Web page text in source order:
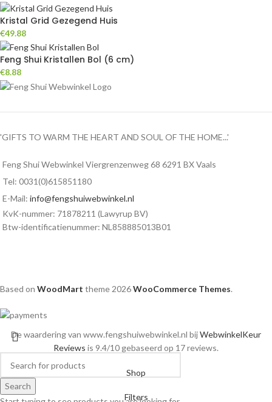
Kristal Grid Gezegend Huis
€49.88
Feng Shui Kristallen Bol (6 cm)
€8.88
'GIFTS TO WARM THE HEART AND SOUL OF THE HOME...'
Feng Shui Webwinkel Viergrenzenweg 68 6291 BX Vaals
Tel: 0031(0)615851180
E-Mail: info@fengshuiwebwinkel.nl
KvK-nummer: 71878211 (Lawyrup BV)
Btw-identificatienummer: NL858885013B01
Based on WoodMart theme 2026WooCommerce Themes.
Search
De waardering van www.fengshuiwebwinkel.nl bijWebwinkelKeur
Reviews is 9.4/10 gebaseerd op 17 reviews.
Shop
Filters